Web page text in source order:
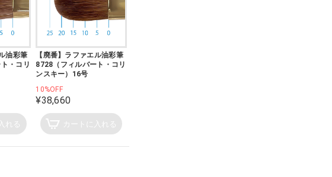
油彩筆
・コリ
れる
【廃番】ラファエル油彩筆
8728（フィルバート・コリ
ンスキー）16号
10%OFF
¥38,660
カートに入れる